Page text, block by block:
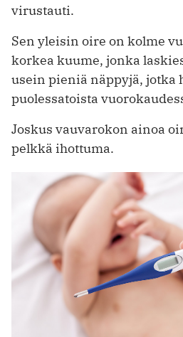
virustauti.
Sen yleisin oire on kolme
korkea kuume, jonka
usein pieniä näppyjä, jotka
puolessatoista
Joskus vauvarokon ainoa
pelkkä ihottuma.